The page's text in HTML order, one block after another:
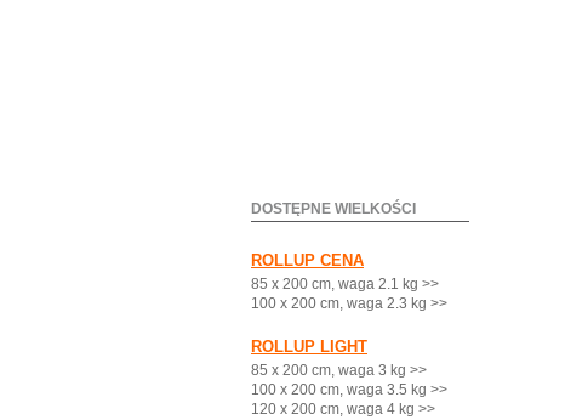
DOSTĘPNE WIELKOŚCI
ROLLUP CENA
85 x 200 cm, waga 2.1 kg >>
100 x 200 cm, waga 2.3 kg >>
ROLLUP LIGHT
85 x 200 cm, waga 3 kg >>
100 x 200 cm, waga 3.5 kg >>
120 x 200 cm, waga 4 kg >>